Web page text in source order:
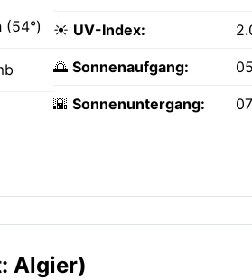
(54°) ☀️ UV-Index:
🌅 Sonnenaufgang:
🌇 Sonnenuntergang:
Algier)